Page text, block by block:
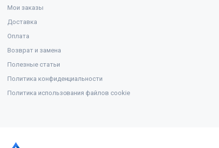
Мои заказы
Доставка
Оплата
Возврат и замена
Полезные статьи
Политика конфиденциальности
Политика использования файлов cookie